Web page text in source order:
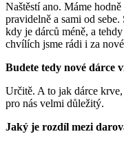
Naštěstí ano. Máme
pravidelně a sami od
kdy je dárců méně, a
chvílích jsme rádi i za
Budete tedy nové dárce
Určitě. A to jak dárce
pro nás velmi důležitý.
Jaký je rozdíl mezi